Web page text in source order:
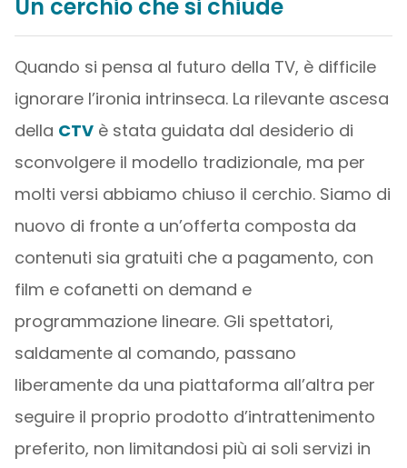
Un cerchio che si chiude
Quando si pensa al futuro della TV, è difficile
ignorare l’ironia intrinseca. La rilevante ascesa
della CTVè stata guidata dal desiderio di
sconvolgere il modello tradizionale, ma per
molti versi abbiamo chiuso il cerchio. Siamo di
nuovo di fronte a un’offerta composta da
contenuti sia gratuiti che a pagamento, con
film e cofanetti on demand e
programmazione lineare. Gli spettatori,
saldamente al comando, passano
liberamente da una piattaforma all’altra per
seguire il proprio prodotto d’intrattenimento
preferito, non limitandosi più ai soli servizi in